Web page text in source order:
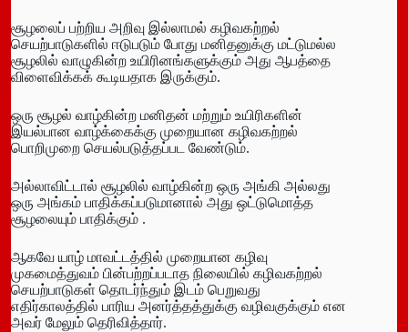
சூழலைப் பற்றிய அறிவு இல்லாமல் கழிவகற்றல்
செயற்பாடுகளில் ஈடுபடும் போது மனிதனுக்கு மட்டுமல்ல
சூழலில் வாழுகின்ற உயிரினங்களுக்கும் அது ஆபத்தை
விளைவிக்கக் கூடியதாக இருக்கும்.
ஒரு சூழல் வாழ்கின்ற மனிதன் மற்றும் உயிரிகளின்
இயல்பான வாழ்க்கைக்கு முறையான கழிவகற்றல்
பொறிமுறை செயல்படுத்தப்பட வேண்டும்.
அல்லாவிட்டால் சூழலில் வாழ்கின்ற ஒரு அங்கி அல்லது
ஒரு அங்கம் பாதிக்கப்படுமானால் அது ஒட்டுமொத்த
சூழலையும் பாதிக்கும் .
ஆகவே யாழ் மாவட்டத்தில் முறையான கழிவு
முகமைத்துவம் பின்பற்றப்படாத நிலையில் கழிவகற்றல்
செயற்பாடுகள் தொடர்ந்தும் இடம் பெறுவது
எதிர்காலத்தில் பாரிய அனர்த்தத்துக்கு வழிவகுக்கும் என
அவர் மேலும் தெரிவித்தார்.